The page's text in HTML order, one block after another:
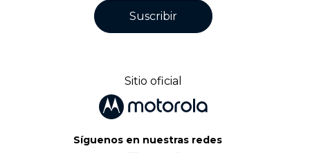
Suscribir
Sitio oficial
Síguenos en nuestras redes